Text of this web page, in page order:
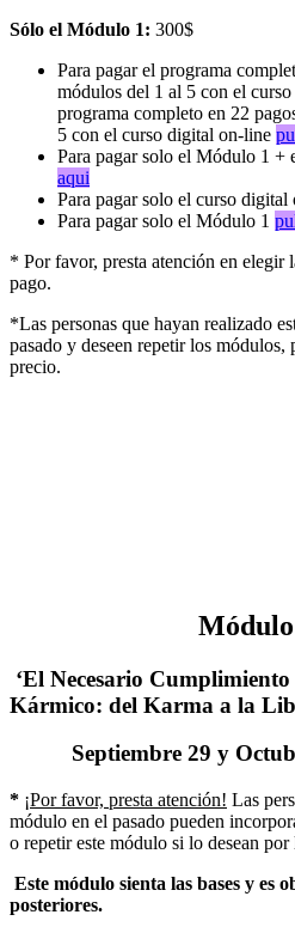
Sólo el Módulo 1: 300$
Para pagar el programa
módulos del 1 al 5 con el
programa completo en 22
5 con el curso digital on-line
Para pagar solo el Módulo 1 +
aqui
Para pagar solo el curso
Para pagar solo el Módulo 1
* Por favor, presta atención en elegir
pago.
*Las personas que hayan realizado
pasado y deseen repetir los
precio.
‘El Necesario
Kármico: del Karma a la
Septiembre 29 y
* ¡Por favor, presta atención! Las
módulo en el pasado pueden
o repetir este módulo si lo desean
Este módulo sienta las bases y es
posteriores.